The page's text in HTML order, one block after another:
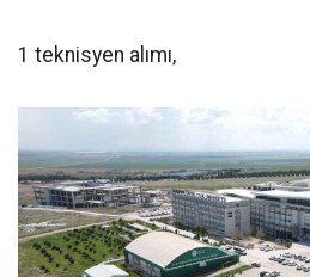
1 teknisyen alımı,